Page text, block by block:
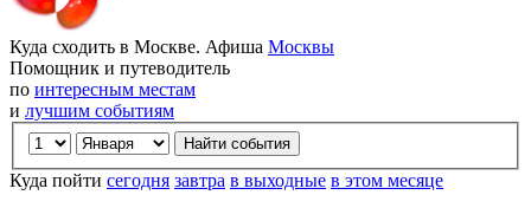
Куда сходить в Москве. Афиша Москвы
Помощник и путеводитель
по интересным местам
и лучшим событиям
Куда пойти сегодня завтра в выходные в этом месяце